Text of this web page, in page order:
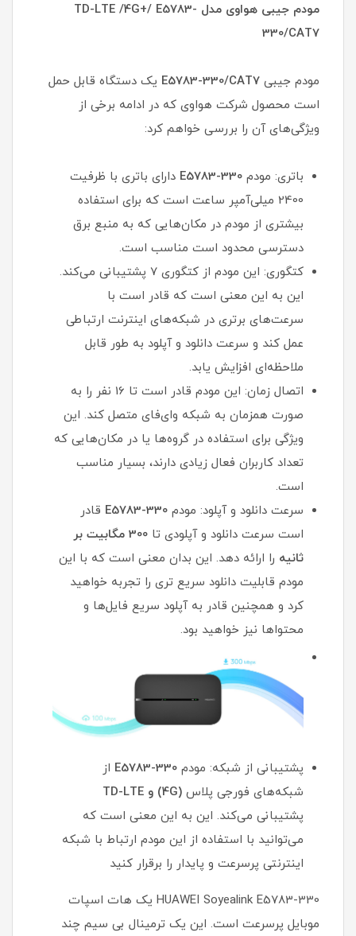
مودم جیبی هواوی مدل TD-LTE /4G+/ E5783-
330/CAT7
مودم جیبی E5783-330/CAT7 یک دستگاه قابل حمل
است محصول شرکت هواوی که در ادامه برخی از
ویژگی‌های آن را بررسی خواهم کرد:
باتری: مودم E5783-330 دارای باتری با ظرفیت
2400 میلی‌آمپر ساعت است که برای استفاده
بیشتری از مودم در مکان‌هایی که به منبع برق
دسترسی محدود است مناسب است.
کتگوری: این مودم از کتگوری 7 پشتیبانی می‌کند.
این به این معنی است که قادر است با
سرعت‌های برتری در شبکه‌های اینترنت ارتباطی
عمل کند و سرعت دانلود و آپلود به طور قابل
ملاحظه‌ای افزایش یابد.
اتصال زمان: این مودم قادر است تا 16 نفر را به
صورت همزمان به شبکه وای‌فای متصل کند. این
ویژگی برای استفاده در گروه‌ها یا در مکان‌هایی که
تعداد کاربران فعال زیادی دارند، بسیار مناسب
است.
سرعت دانلود و آپلود: مودم E5783-330 قادر
است سرعت دانلود و آپلودی تا
300 مگابیت بر
ثانیه را ارائه دهد. این بدان معنی است که با این
مودم قابلیت دانلود سریع تری را تجربه خواهید
کرد و همچنین قادر به آپلود سریع فایل‌ها و
محتواها نیز خواهید بود.
پشتیبانی از شبکه: مودم E5783-330 از
شبکه‌های فورجی پلاس (4G) و TD-LTE
پشتیبانی می‌کند. این به این معنی است که
می‌توانید با استفاده از این مودم ارتباط با شبکه
اینترنتی پرسرعت و پایدار را برقرار کنید
HUAWEI Soyealink E5783-330 یک هات اسپات
موبایل پرسرعت است. این یک ترمینال بی سیم چند